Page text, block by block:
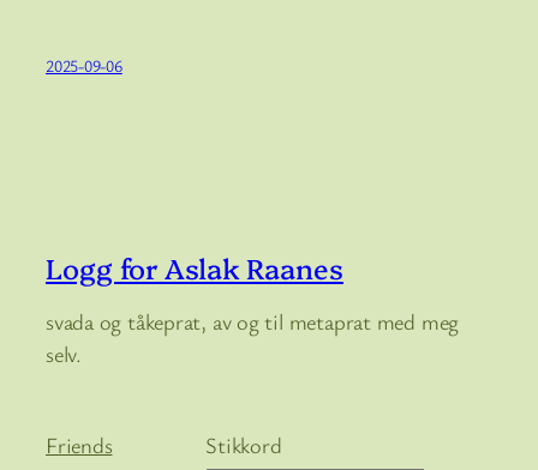
2025-09-06
Logg for Aslak Raanes
svada og tåkeprat, av og til metaprat med meg
selv.
Friends
Stikkord